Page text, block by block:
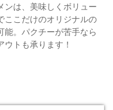
ンは、美味しくボリュー
ここだけのオリジナルの
能。パクチーが苦手なら
トも承ります！